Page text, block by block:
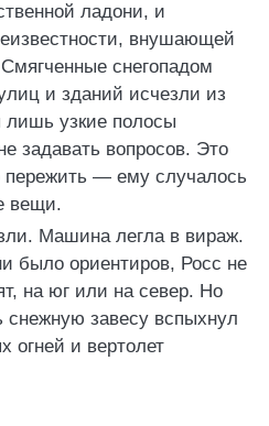
ладони, и
внушающей
снегопадом
и зданий исчезли из
узкие полосы
задавать вопросов. Это
— ему случалось
вещи.
Машина легла в вираж.
было ориентиров, Росс не
на юг или на север. Но
снежную завесу вспыхнул
огней и вертолет